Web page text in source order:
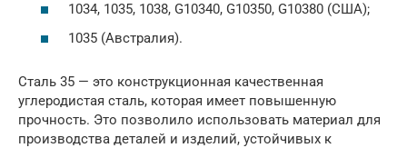
1034, 1035, 1038, G10340, G10350, G10380 (США);
1035 (Австралия).
Сталь 35 — это конструкционная качественная
углеродистая сталь, которая имеет повышенную
прочность. Это позволило использовать материал для
производства деталей и изделий, устойчивых к